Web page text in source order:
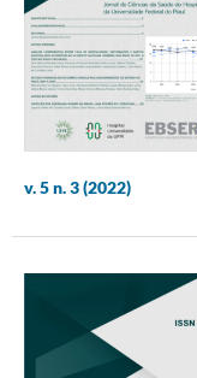
v. 5 n. 3 (2022)